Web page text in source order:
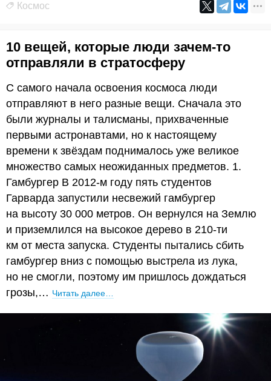
Космос
10 вещей, которые люди зачем-то
отправляли в стратосферу
С самого начала освоения космоса люди
отправляют в него разные вещи. Сначала это
были журналы и талисманы, прихваченные
первыми астронавтами, но к настоящему
времени к звёздам поднималось уже великое
множество самых неожиданных предметов. 1.
Гамбургер В 2012-м году пять студентов
Гарварда запустили несвежий гамбургер
на высоту 30 000 метров. Он вернулся на Землю
и приземлился на высокое дерево в 210-ти
км от места запуска. Студенты пытались сбить
гамбургер вниз с помощью выстрела из лука,
но не смогли, поэтому им пришлось дождаться
грозы,… Читать далее…